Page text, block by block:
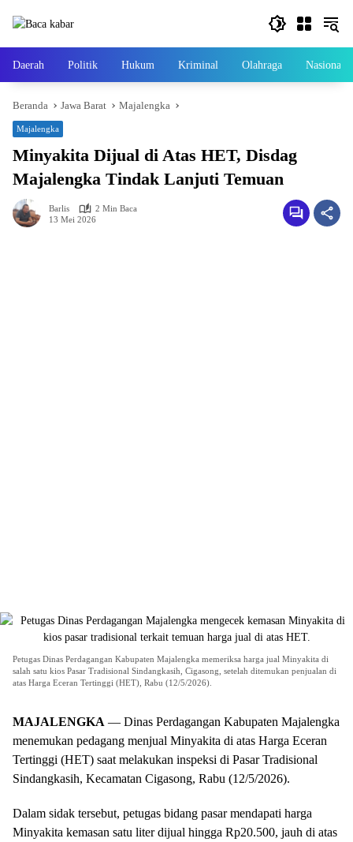
Daerah Politik Hukum Kriminal Olahraga Nasional
Beranda Jawa Barat Majalengka
Majalengka
Minyakita Dijual di Atas HET, Disdag
Majalengka Tindak Lanjuti Temuan
Barlis
2 Min Baca
13 Mei 2026
Petugas Dinas Perdagangan Kabupaten Majalengka memeriksa harga jual Minyakita di
salah satu kios Pasar Tradisional Sindangkasih, Cigasong, setelah ditemukan penjualan di
atas Harga Eceran Tertinggi (HET), Rabu (12/5/2026).
MAJALENGKA — Dinas Perdagangan Kabupaten Majalengka
menemukan pedagang menjual Minyakita di atas Harga Eceran
Tertinggi (HET) saat melakukan inspeksi di Pasar Tradisional
Sindangkasih, Kecamatan Cigasong, Rabu (12/5/2026).
Dalam sidak tersebut, petugas bidang pasar mendapati harga
Minyakita kemasan satu liter dijual hingga Rp20.500, jauh di atas